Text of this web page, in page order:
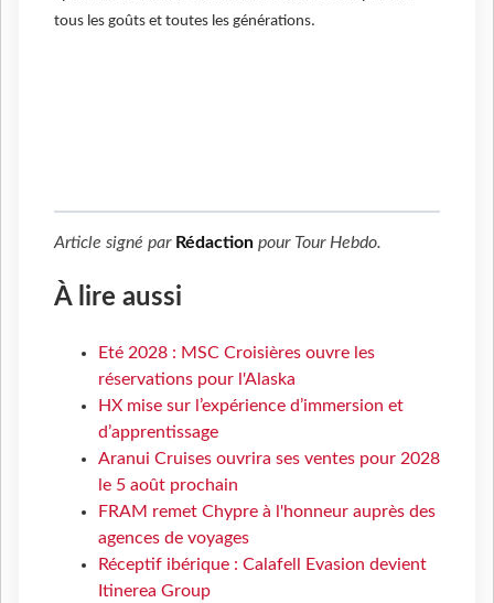
tous les goûts et toutes les générations.
Article signé par Rédaction pour Tour Hebdo.
À lire aussi
Eté 2028 : MSC Croisières ouvre les
réservations pour l'Alaska
HX mise sur l’expérience d’immersion et
d’apprentissage
Aranui Cruises ouvrira ses ventes pour 2028
le 5 août prochain
FRAM remet Chypre à l'honneur auprès des
agences de voyages
Réceptif ibérique : Calafell Evasion devient
Itinerea Group